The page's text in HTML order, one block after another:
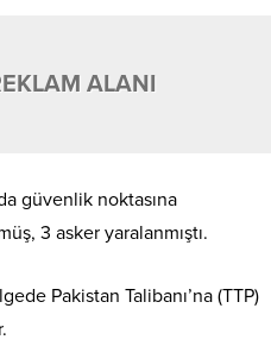
ALANI
güvenlik noktasına
3 asker yaralanmıştı.
Pakistan Talibanı’na (TTP)